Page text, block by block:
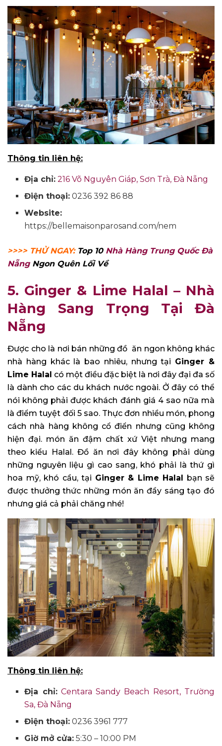
Thông tin liên hệ:
Địa chỉ: 216 Võ Nguyên Giáp, Sơn Trà, Đà Nẵng
Điện thoại: 0236 392 86 88
Website:
https://bellemaisonparosand.com/nem
>>>> THỬ NGAY: Top 10 Nhà Hàng Trung Quốc Đà
Nẵng Ngon Quên Lối Về
5. Ginger & Lime Halal – Nhà
Hàng Sang Trọng Tại Đà
Nẵng
Được cho là nơi bán những đồ ăn ngon không khác
nhà hàng khác là bao nhiêu, nhưng tại Ginger &
Lime Halal có một điều đặc biệt là nơi đây đại đa số
là dành cho các du khách nước ngoài. Ở đây có thể
nói không phải được khách đánh giá 4 sao nữa mà
là điểm tuyệt đối 5 sao. Thực đơn nhiều món, phong
cách nhà hàng không cổ điển nhưng cũng không
hiện đại. món ăn đậm chất xứ Việt nhưng mang
theo kiểu Halal. Đồ ăn nơi đây không phải dùng
những nguyên liệu gì cao sang, khó phải là thứ gì
hoa mỹ, khó cầu, tại Ginger & Lime Halal bạn sẽ
được thưởng thức những món ăn đầy sáng tạo đó
nhưng giá cả phải chăng nhé!
Thông tin liên hệ:
Địa chỉ: Centara Sandy Beach Resort, Trường
Sa, Đà Nẵng
Điện thoại: 0236 3961 777
Giờ mở cửa: 5:30 – 10:00 PM